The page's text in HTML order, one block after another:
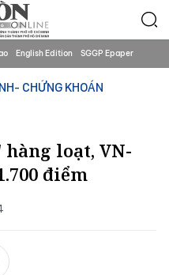
English Edition SGGP Epaper
CHỨNG KHOÁN
loạt, VN-
điểm